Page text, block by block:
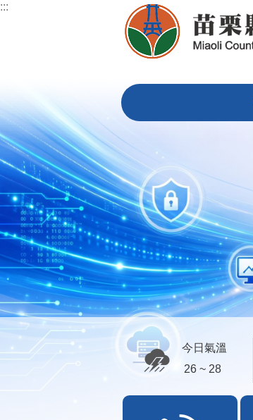
跳到主要內容區塊
:::
今日氣溫
26 ~ 28